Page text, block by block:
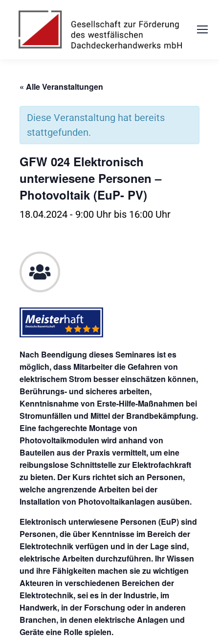
« Alle Veranstaltungen
Diese Veranstaltung hat bereits
stattgefunden.
GFW 024 Elektronisch
unterwiesene Personen –
Photovoltaik (EuP- PV)
18.04.2024 - 9:00 Uhr bis 16:00 Uhr
Nach Beendigung dieses Seminares ist es
möglich, dass Mitarbeiter die Gefahren von
elektrischem Strom besser einschätzen können,
Berührungs- und sicheres arbeiten,
Kenntnisnahme von Erste-Hilfe-Maßnahmen bei
Stromunfällen und Mittel der Brandbekämpfung.
Eine fachgerechte Montage von
Photovoltaikmodulen wird anhand von
Bauteilen aus der Praxis vermittelt, um eine
reibungslose Schnittstelle zur Elektrofachkraft
zu bieten. Der Kurs richtet sich an Personen,
welche angrenzende Arbeiten bei der
Installation von Photovoltaikanlagen ausüben.
Elektronisch unterwiesene Personen (EuP) sind
Personen, die über Kenntnisse im Bereich der
Elektrotechnik verfügen und in der Lage sind,
elektrische Arbeiten durchzuführen. Ihr Wissen
und ihre Fähigkeiten machen sie zu wichtigen
Akteuren in verschiedenen Bereichen der
Elektrotechnik, sei es in der Industrie, im
Handwerk, in der Forschung oder in anderen
Branchen, in denen elektrische Anlagen und
Geräte eine Rolle spielen.